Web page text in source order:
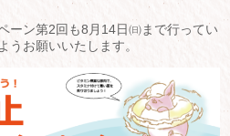
ーン第2回も8月14日㈰まで行ってい
うお願いいたします。